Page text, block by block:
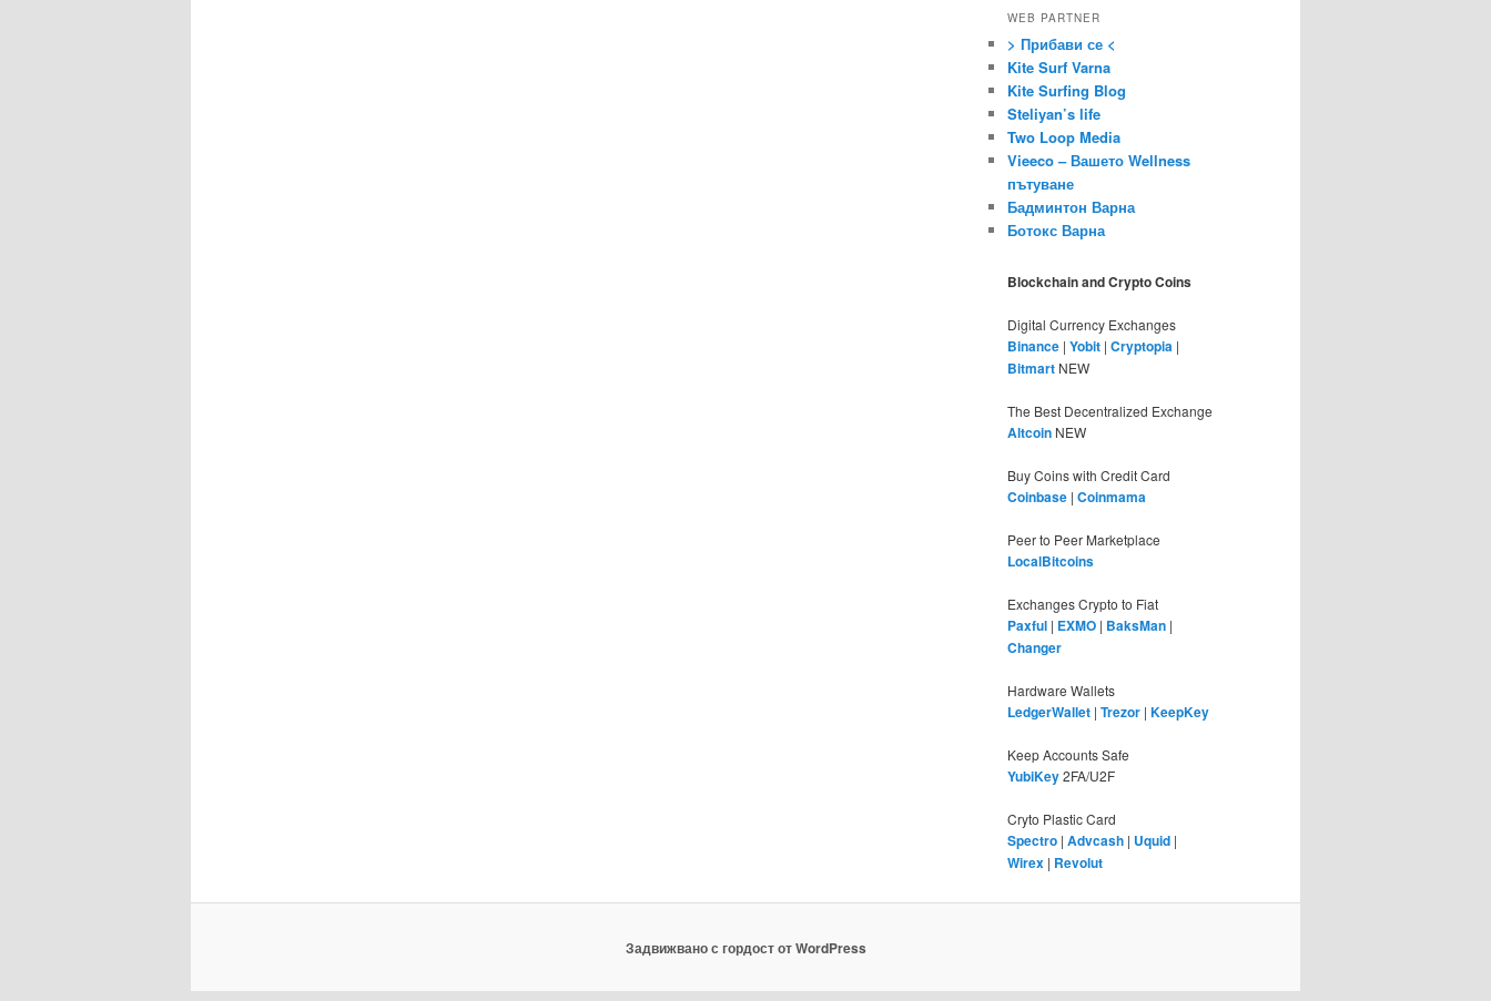
WEB PARTNER
> Прибави се <
Kite Surf Varna
Kite Surfing Blog
Steliyan’s life
Two Loop Media
Vieeco – Вашето Wellness
пътуване
Бадминтон Варна
Ботокс Варна
Blockchain and Crypto Coins
Digital Currency Exchanges
Binance | Yobit | Cryptopia |
Bitmart NEW
The Best Decentralized Exchange
Altcoin NEW
Buy Coins with Credit Card
Coinbase | Coinmama
Peer to Peer Marketplace
LocalBitcoins
Exchanges Crypto to Fiat
Paxful | EXMO | BaksMan |
Changer
Hardware Wallets
LedgerWallet | Trezor | KeepKey
Keep Accounts Safe
YubiKey2FA/U2F
Cryto Plastic Card
Spectro | Advcash | Uquid |
Wirex | Revolut
Задвижвано с гордост от WordPress